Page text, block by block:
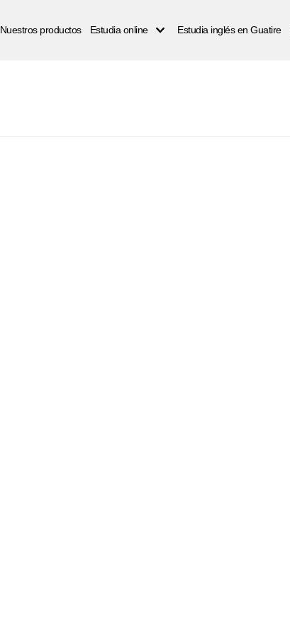
Nuestros productos Estudia online Estudia inglés en Guatire